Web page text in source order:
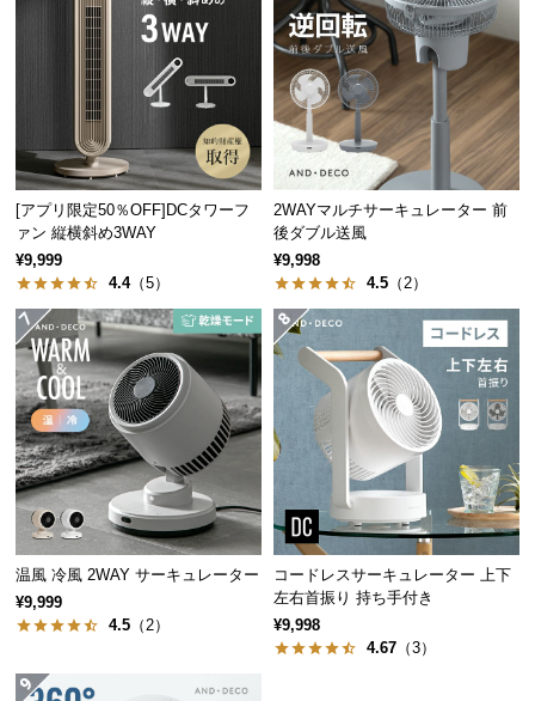
路
に
つ
い
て
返
品・
キ
ャ
ン
セ
ル
に
い
て
証
[アプリ限定50％OFF]DCタワーフ
ァン 縦横斜め3WAY
¥9,999
4.4（5）
2WAYマルチサーキュレーター 前
後ダブル送風
¥9,998
4.5 （2）
温風 冷風 2WAY サーキュレーター
¥9,999
4.5 （2）
コードレスサーキュレーター 上下
左右首振り 持ち手付き
¥9,998
4.67 （3）